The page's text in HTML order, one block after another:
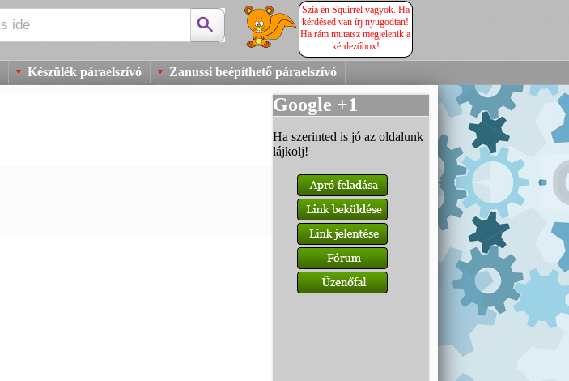
Szia én Squirrel vagyok. Ha
kérdésed van írj nyugodtan!
Ha rám mutatsz megjelenik a
kérdezőbox!
Készülék páraelszívó Zanussi beépíthető páraelszívó
Google +1
Ha szerinted is jó az oldalunk
lájkolj!